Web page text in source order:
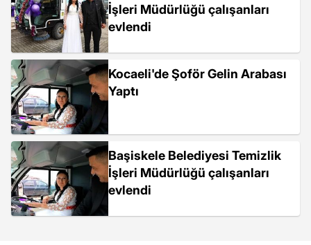
İşleri Müdürlüğü çalışanları
evlendi
Kocaeli'de Şoför Gelin Arabası
Yaptı
Başiskele Belediyesi Temizlik
İşleri Müdürlüğü çalışanları
evlendi